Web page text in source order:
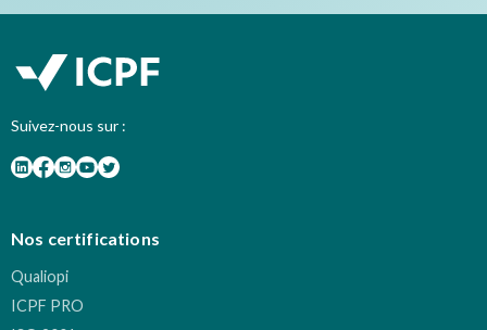
Suivez-nous sur :
Nos certifications
Qualiopi
ICPF PRO